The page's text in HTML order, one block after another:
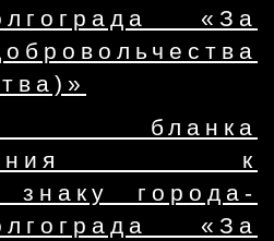
«За
бланка
к
знаку города-
«За